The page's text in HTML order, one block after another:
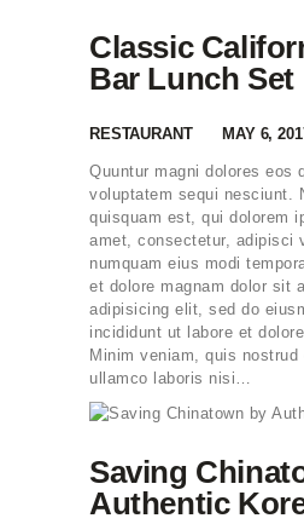
Classic
Bar Lunch Set
RESTAURANT MAY 6,
Quuntur magni dolores eos
voluptatem sequi nesciunt.
quisquam est, qui dolorem
amet, consectetur, adipisci
numquam eius modi
et dolore magnam dolor sit
adipisicing elit, sed do
incididunt ut labore et
Minim veniam, quis nostrud
ullamco laboris nisi…
Saving
Authentic